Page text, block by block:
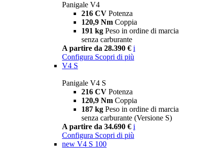
Panigale V4
216 CV Potenza
120,9 Nm Coppia
191 kg Peso in ordine di marcia
senza carburante
A partire da 28.390 € i
Configura Scopri di più
V4 S
Panigale V4 S
216 CV Potenza
120,9 Nm Coppia
187 kg Peso in ordine di marcia
senza carburante (Versione S)
A partire da 34.690 € i
Configura Scopri di più
new V4 S 100